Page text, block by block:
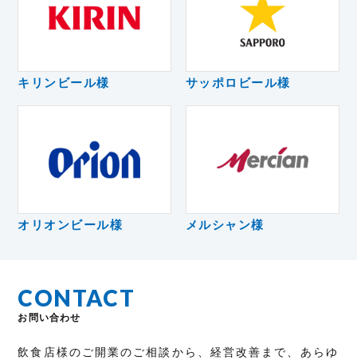
キリンビール様 サッポロビール様
オリオンビール様 メルシャン様
CONTACT
お問い合わせ
飲食店様のご開業のご相談から、経営改善まで、あらゆ